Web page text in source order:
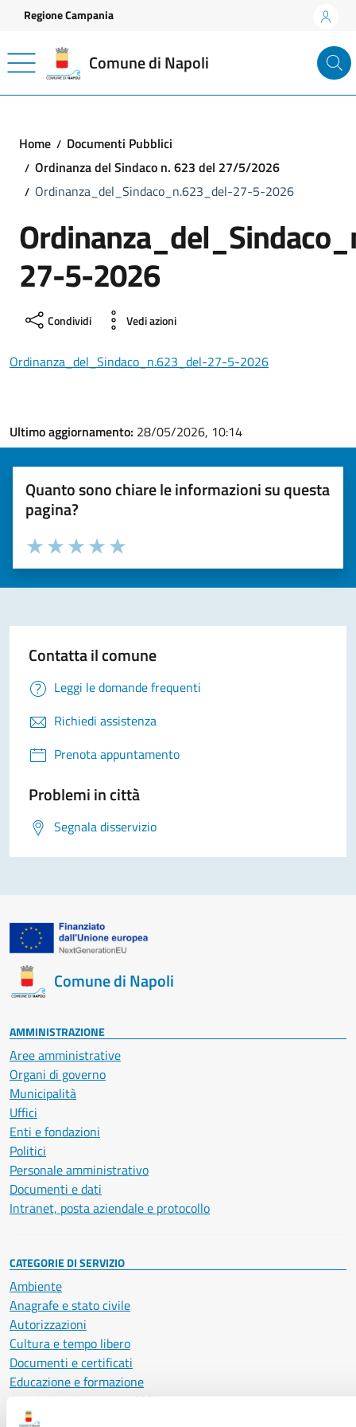
Vai ai contenuti
Vai al footer
Regione Campania
Comune di Napoli
Home
Documenti Pubblici
Ordinanza del Sindaco n. 623 del 27/5/2026
Ordinanza_del_Sindaco_n.623_del-27-5-2026
27-5-2026
Condividi Vedi azioni
Ordinanza_del_Sindaco_n.623_del-27-5-2026
Ultimo aggiornamento: 28/05/2026, 10:14
Quanto sono chiare le informazioni su questa
pagina?
Valuta la chiarezza delle informazioni (da 1 a 5 stelle)
Seleziona il numero di stelle per valutare la chiarezza delle
Valuta 5 stelle su 5
Valuta 4 stelle su 5
Valuta 3 stelle su 5
Valuta 2 stelle su 5
Valuta 1 stelle su 5
Contatta il comune
Leggi le domande frequenti
Richiedi assistenza
Prenota appuntamento
Problemi in città
Segnala disservizio
Comune di Napoli
AMMINISTRAZIONE
Aree amministrative
Organi di governo
Municipalità
Uffici
Enti e fondazioni
Politici
Personale amministrativo
Documenti e dati
Intranet, posta aziendale e protocollo
CATEGORIE DI SERVIZIO
Ambiente
Anagrafe e stato civile
Autorizzazioni
Cultura e tempo libero
Documenti e certificati
Educazione e formazione
Giustizia e sicurezza pubblica
Imprese e commercio